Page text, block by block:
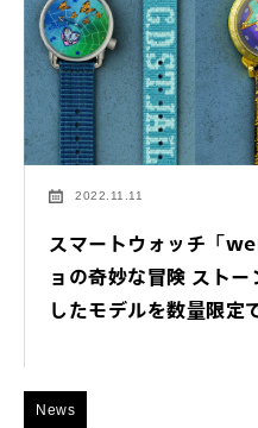
2022.11.11
スマートウォッチ「
ョの奇妙な冒険 スト
したモデルを数量限定
News